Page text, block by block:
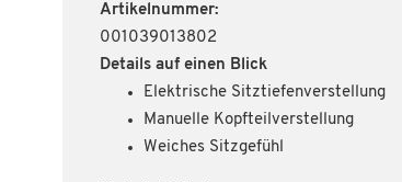
Artikelnummer:
001039013802
Details auf einen Blick
Elektrische Sitztiefenverstellung
Manuelle Kopfteilverstellung
Weiches Sitzgefühl